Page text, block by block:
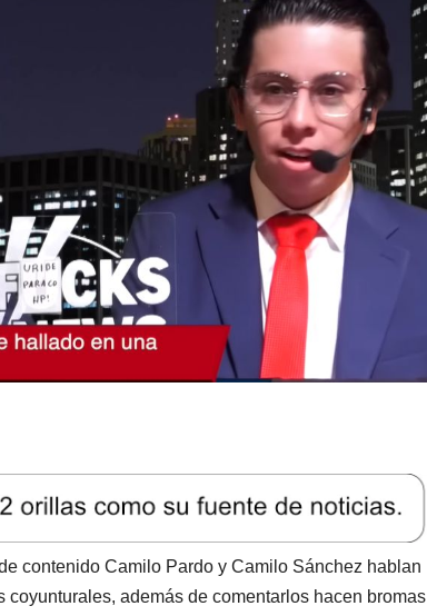
contenido Camilo Pardo y Camilo Sánchez hablan
además de comentarlos hacen bromas